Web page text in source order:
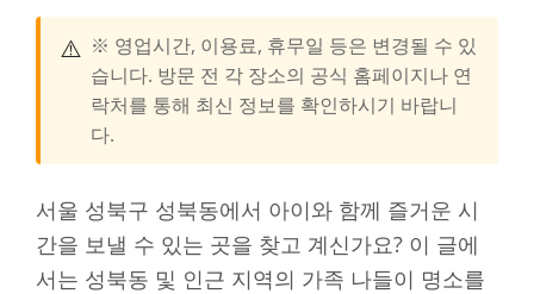
⚠️ ※ 영업시간, 이용료, 휴무일 등은 변경될 수 있
습니다. 방문 전 각 장소의 공식 홈페이지나 연
락처를 통해 최신 정보를 확인하시기 바랍니
다.
서울 성북구 성북동에서 아이와 함께 즐거운 시
간을 보낼 수 있는 곳을 찾고 계신가요? 이 글에
서는 성북동 및 인근 지역의 가족 나들이 명소를